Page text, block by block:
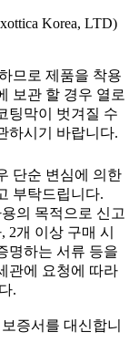
Korea, LTD)
므로 제품을 착용
보관 할 경우 열로
팅막이 벗겨질 수
하시기 바랍니다.
단순 변심에 의한
부탁드립니다.
의 목적으로 신고
2개 이상 구매 시
명하는 서류 등을
관에 요청에 따라
.
증서를 대신합니